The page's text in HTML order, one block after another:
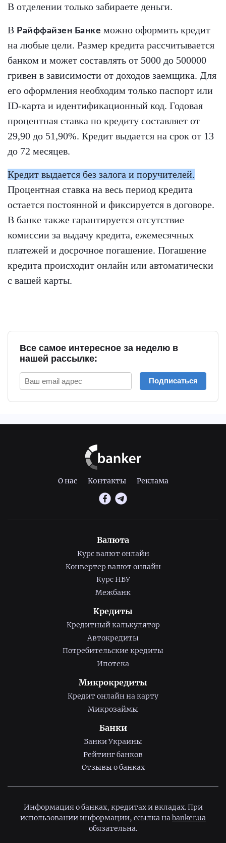
В отделении только забираете деньги.
В Райффайзен Банке можно оформить кредит
на любые цели. Размер кредита рассчитывается
банком и может составлять от 5000 до 500000
гривен в зависимости от доходов заемщика. Для
его оформления необходим только паспорт или
ID-карта и идентификационный код. Годовая
процентная ставка по кредиту составляет от
29,90 до 51,90%. Кредит выдается на срок от 13
до 72 месяцев.
Кредит выдается без залога и поручителей.
Процентная ставка на весь период кредита
остается постоянной и фиксируется в договоре.
В банке также гарантируется отсутствие
комиссии за выдачу кредита, ежемесячных
платежей и досрочное погашение. Погашение
кредита происходит онлайн или автоматически
с вашей карты.
Все самое интересное за неделю в
нашей рассылке:
Подписаться
О нас Контакты Реклама
Валюта
Курс валют онлайн
Конвертер валют онлайн
Курс НБУ
Межбанк
Кредиты
Кредитный калькулятор
Автокредиты
Потребительские кредиты
Ипотека
Микрокредиты
Кредит онлайн на карту
Микрозаймы
Банки
Банки Украины
Рейтинг банков
Отзывы о банках
Информация о банках, кредитах и вкладах. При
использовании информации, ссылка наbanker.ua
обязательна.